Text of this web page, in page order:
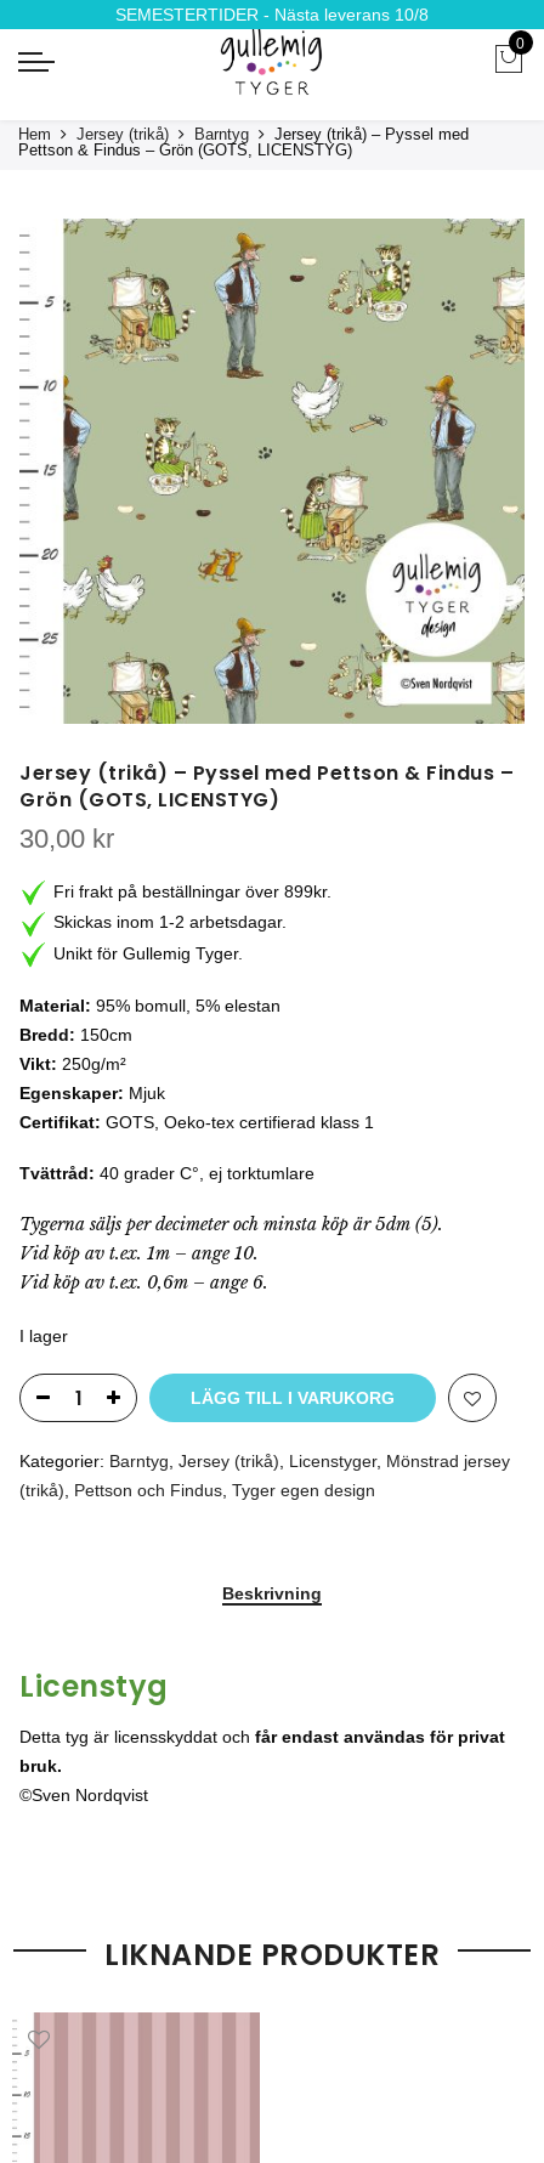
SEMESTERTIDER - Nästa leverans 10/8
0
Hem Jersey (trikå) Barntyg
Jersey (trikå) – Pyssel med
Pettson & Findus – Grön (GOTS, LICENSTYG)
Jersey (trikå) – Pyssel med Pettson & Findus –
Grön (GOTS, LICENSTYG)
30,00 kr
Fri frakt på beställningar över 899kr.
Skickas inom 1-2 arbetsdagar.
Unikt för Gullemig Tyger.
Material: 95% bomull, 5% elestan
Bredd: 150cm
Vikt: 250g/m²
Egenskaper: Mjuk
Certifikat: GOTS, Oeko-tex certifierad klass 1
Tvättråd: 40 grader C°, ej torktumlare
Tygerna säljs per decimeter och minsta köp är 5dm (5).
Vid köp av t.ex. 1m – ange 10.
Vid köp av t.ex. 0,6m – ange 6.
I lager
LÄGG TILL I VARUKORG
Kategorier: Barntyg Jersey (trikå) Licenstyger, Mönstrad jersey
(trikå)
Pettson och Findus Tyger egen design
Beskrivning
Licenstyg
Detta tyg är licensskyddat och får endast användas för privat
bruk.
©Sven Nordqvist
LIKNANDE PRODUKTER